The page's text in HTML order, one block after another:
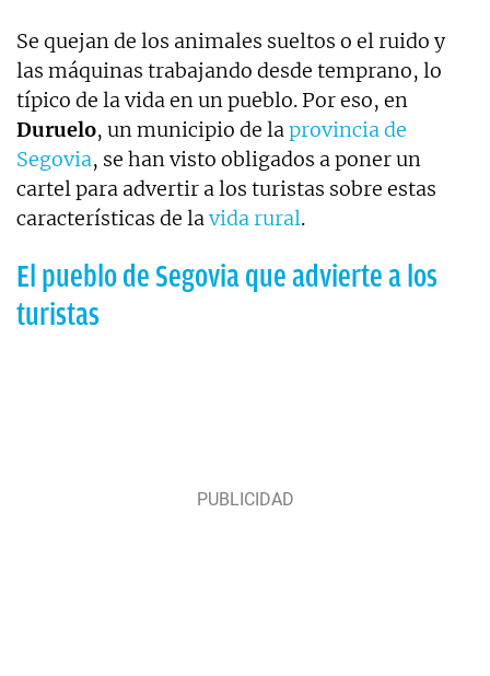
Se quejan de los animales sueltos o el ruido y
las máquinas trabajando desde temprano, lo
típico de la vida en un pueblo. Por eso, en
Duruelo, un municipio de laprovincia de
Segovia, se han visto obligados a poner un
cartel para advertir a los turistas sobre estas
características de lavida rural.
El pueblo de Segovia que advierte a los
turistas